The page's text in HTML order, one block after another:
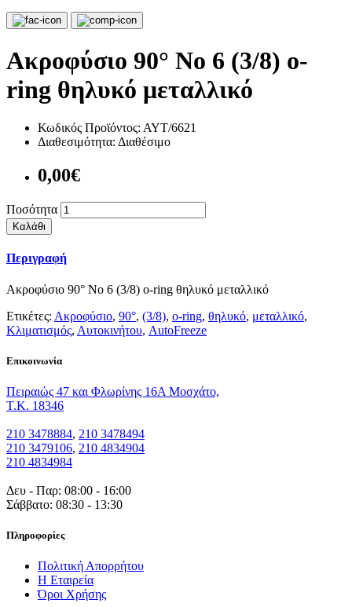
Ακροφύσιο 90° Νο 6 (3/8) o-
ring θηλυκό μεταλλικό
Κωδικός Προϊόντος: ΑΥΤ/6621
Διαθεσιμότητα: Διαθέσιμο
0,00€
Ποσότητα
Καλάθι
Περιγραφή
Ακροφύσιο 90° Νο 6 (3/8) o-ring θηλυκό μεταλλικό
Ετικέτες: Ακροφύσιο, 90°, (3/8), o-ring, θηλυκό, μεταλλικό,
Κλιματισμός, Αυτοκινήτου, AutoFreeze
Eπικοινωνία
Πειραιώς 47 και Φλωρίνης 16Α Μοσχάτο,
T.K. 18346
210 3478884, 210 3478494
210 3479106, 210 4834904
210 4834984
Δευ - Παρ: 08:00 - 16:00
Σάββατο: 08:30 - 13:30
Πληροφορίες
Πολιτική Απορρήτου
Η Εταιρεία
Όροι Χρήσης